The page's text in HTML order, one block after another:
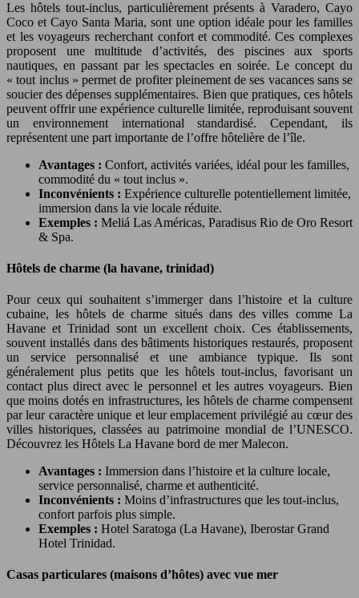
Les hôtels tout-inclus, particulièrement présents à Varadero, Cayo
Coco et Cayo Santa Maria, sont une option idéale pour les familles
et les voyageurs recherchant confort et commodité. Ces complexes
proposent une multitude d’activités, des piscines aux sports
nautiques, en passant par les spectacles en soirée. Le concept du
« tout inclus » permet de profiter pleinement de ses vacances sans se
soucier des dépenses supplémentaires. Bien que pratiques, ces hôtels
peuvent offrir une expérience culturelle limitée, reproduisant souvent
un environnement international standardisé. Cependant, ils
représentent une part importante de l’offre hôtelière de l’île.
Avantages : Confort, activités variées, idéal pour les familles,
commodité du « tout inclus ».
Inconvénients : Expérience culturelle potentiellement limitée,
immersion dans la vie locale réduite.
Exemples : Meliá Las Américas, Paradisus Rio de Oro Resort
& Spa.
Hôtels de charme (la havane, trinidad)
Pour ceux qui souhaitent s’immerger dans l’histoire et la culture
cubaine, les hôtels de charme situés dans des villes comme La
Havane et Trinidad sont un excellent choix. Ces établissements,
souvent installés dans des bâtiments historiques restaurés, proposent
un service personnalisé et une ambiance typique. Ils sont
généralement plus petits que les hôtels tout-inclus, favorisant un
contact plus direct avec le personnel et les autres voyageurs. Bien
que moins dotés en infrastructures, les hôtels de charme compensent
par leur caractère unique et leur emplacement privilégié au cœur des
villes historiques, classées au patrimoine mondial de l’UNESCO.
Découvrez les Hôtels La Havane bord de mer Malecon.
Avantages : Immersion dans l’histoire et la culture locale,
service personnalisé, charme et authenticité.
Inconvénients : Moins d’infrastructures que les tout-inclus,
confort parfois plus simple.
Exemples : Hotel Saratoga (La Havane), Iberostar Grand
Hotel Trinidad.
Casas particulares (maisons d’hôtes) avec vue mer